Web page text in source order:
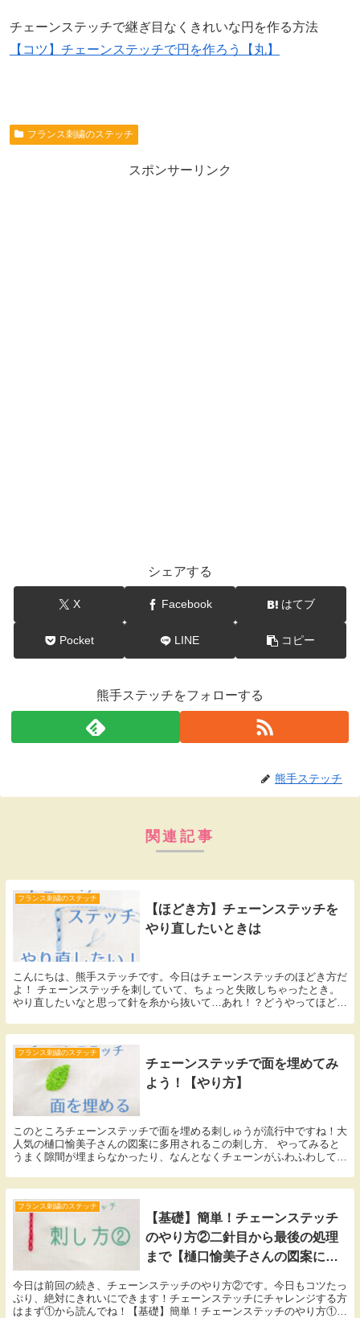
チェーンステッチで継ぎ目なくきれいな円を作る方法
【コツ】チェーンステッチで円を作ろう【丸】
フランス刺繍のステッチ
スポンサーリンク
シェアする
X Facebook はてブ
Pocket LINE コピー
熊手ステッチをフォローする
熊手ステッチ
関連記事
フランス刺繍のステッチ
【ほどき方】チェーンステッチを
やり直したいときは
こんにちは、熊手ステッチです。今日はチェーンステッチのほどき方だ
よ！ チェーンステッチを刺していて、ちょっと失敗しちゃったとき。
やり直したいなと思って針を糸から抜いて…あれ！？どうやってほどく
フランス刺繍のステッチ
チェーンステッチで面を埋めてみ
よう！【やり方】
このところチェーンステッチで面を埋める刺しゅうが流行中ですね！大
人気の樋口愉美子さんの図案に多用されるこの刺し方、 やってみると
うまく隙間が埋まらなかったり、なんとなくチェーンがふわふわしてし
フランス刺繍のステッチ
【基礎】簡単！チェーンステッチ
のやり方②二針目から最後の処理
まで【樋口愉美子さんの図案に頻
今日は前回の続き、チェーンステッチのやり方②です。今日もコツたっ
ぷり、絶対にきれいにできます！チェーンステッチにチャレンジする方
はまず①から読んでね！【基礎】簡単！チェーンステッチのやり方①刺